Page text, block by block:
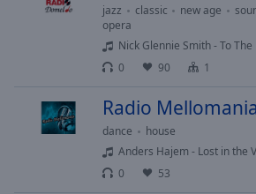
Opacity
jazz classic new age
opera
Nick Glennie Smith - To
0
90 1
Radio Mellomania
dance
house
Anders Hajem - Lost in the
0
53